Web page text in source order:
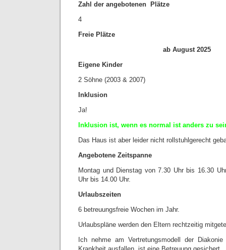
Zahl der angebotenen Plätze
4
Freie Plätze
ab August 2025
Eigene Kinder
2 Söhne (2003 & 2007)
Inklusion
Ja!
Inklusion ist, wenn es normal ist anders zu
Das Haus ist aber leider nicht rollstuhlgerecht
Angebotene Zeitspanne
Montag und Dienstag von 7.30 Uhr bis 16.30
Uhr bis 14.00 Uhr.
Urlaubszeiten
6 betreuungsfreie Wochen im Jahr.
Urlaubspläne werden den Eltern rechtzeitig
Ich nehme am Vertretungsmodell der